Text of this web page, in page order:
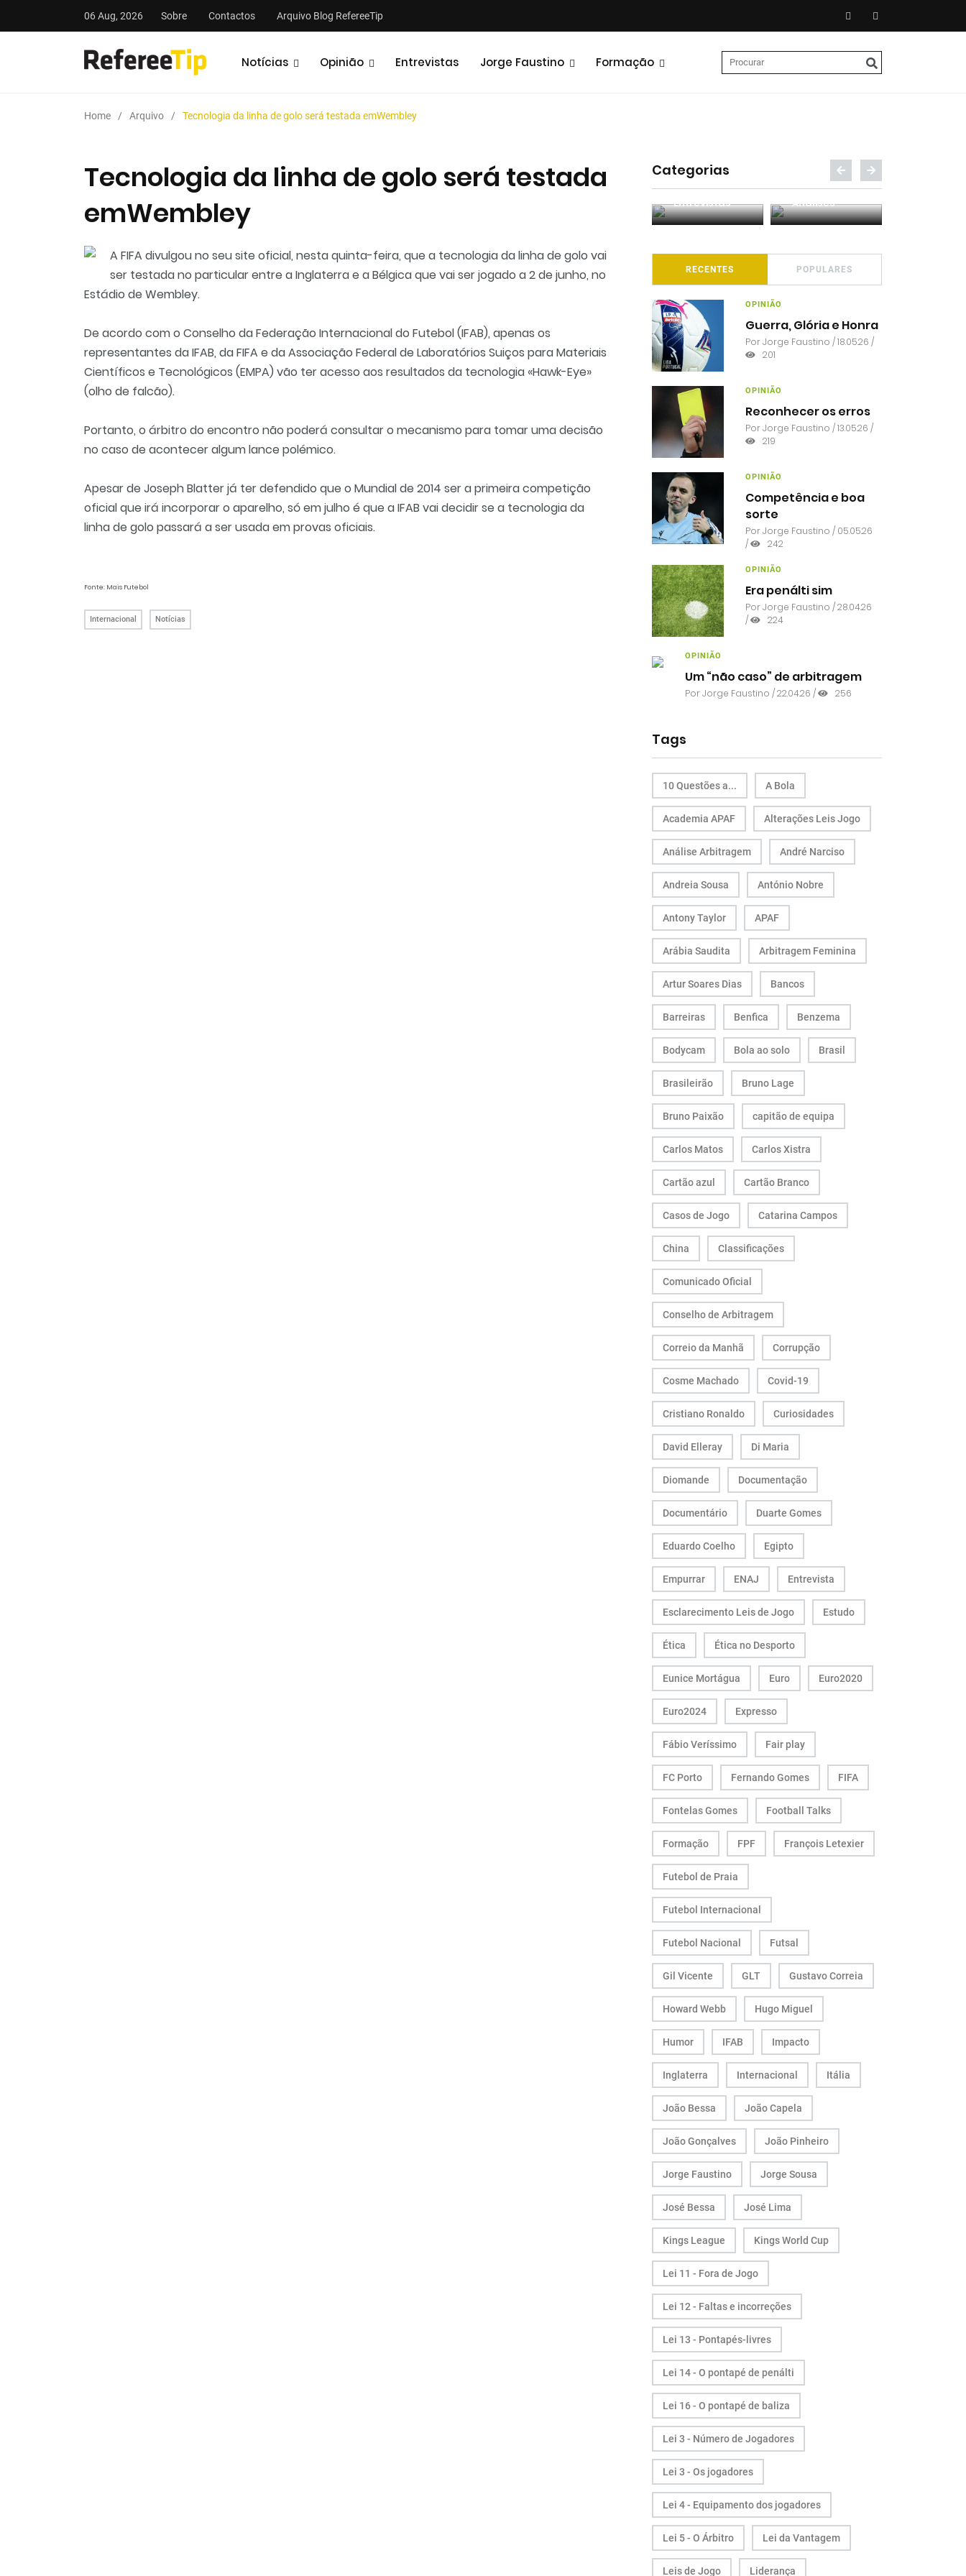
06 Aug, 2026 Sobre Contactos Arquivo Blog RefereeTip
Notícias Opinião Entrevistas Jorge Faustino Formação
Home Arquivo Tecnologia da linha de golo será testada emWembley
Tecnologia da linha de golo será testada
emWembley
A FIFA divulgou no seu site oficial, nesta quinta-feira, que a tecnologia da linha de golo vai
ser testada no particular entre a Inglaterra e a Bélgica que vai ser jogado a 2 de junho, no
Estádio de Wembley.
De acordo com o Conselho da Federação Internacional do Futebol (IFAB), apenas os
representantes da IFAB, da FIFA e da Associação Federal de Laboratórios Suiços para Materiais
Científicos e Tecnológicos (EMPA) vão ter acesso aos resultados da tecnologia «Hawk-Eye»
(olho de falcão).
Portanto, o árbitro do encontro não poderá consultar o mecanismo para tomar uma decisão
no caso de acontecer algum lance polémico.
Apesar de Joseph Blatter já ter defendido que o Mundial de 2014 ser a primeira competição
oficial que irá incorporar o aparelho, só em julho é que a IFAB vai decidir se a tecnologia da
linha de golo passará a ser usada em provas oficiais.
Fonte: Mais Futebol
Internacional Notícias
Categorias
Podcasts Entrevistas Análises
RECENTES POPULARES
OPINIÃO
Guerra, Glória e Honra
PorJorge Faustino / 18.05.26 /
201
OPINIÃO
Reconhecer os erros
PorJorge Faustino / 13.05.26 /
219
OPINIÃO
Competência e boa
sorte
PorJorge Faustino / 05.05.26
/
242
OPINIÃO
Era penálti sim
PorJorge Faustino / 28.04.26
/
224
OPINIÃO
Um “não caso” de arbitragem
PorJorge Faustino / 22.04.26 / 256
Tags
10 Questões a... A Bola
Academia APAF Alterações Leis Jogo
Análise Arbitragem André Narciso
Andreia Sousa António Nobre
Antony Taylor APAF
Arábia Saudita Arbitragem Feminina
Artur Soares Dias Bancos
Barreiras Benfica Benzema
Bodycam Bola ao solo Brasil
Brasileirão Bruno Lage
Bruno Paixão capitão de equipa
Carlos Matos Carlos Xistra
Cartão azul Cartão Branco
Casos de Jogo Catarina Campos
China Classificações
Comunicado Oficial
Conselho de Arbitragem
Correio da Manhã Corrupção
Cosme Machado Covid-19
Cristiano Ronaldo Curiosidades
David Elleray Di Maria
Diomande Documentação
Documentário Duarte Gomes
Eduardo Coelho Egipto
Empurrar ENAJ Entrevista
Esclarecimento Leis de Jogo Estudo
Ética Ética no Desporto
Eunice Mortágua Euro Euro2020
Euro2024 Expresso
Fábio Veríssimo Fair play
FC Porto Fernando Gomes FIFA
Fontelas Gomes Football Talks
Formação FPF François Letexier
Futebol de Praia
Futebol Internacional
Futebol Nacional Futsal
Gil Vicente GLT Gustavo Correia
Howard Webb Hugo Miguel
Humor IFAB Impacto
Inglaterra Internacional Itália
João Bessa João Capela
João Gonçalves João Pinheiro
Jorge Faustino Jorge Sousa
José Bessa José Lima
Kings League Kings World Cup
Lei 11 - Fora de Jogo
Lei 12 - Faltas e incorreções
Lei 13 - Pontapés-livres
Lei 14 - O pontapé de penálti
Lei 16 - O pontapé de baliza
Lei 3 - Número de Jogadores
Lei 3 - Os jogadores
Lei 4 - Equipamento dos jogadores
Lei 5 - O Árbitro Lei da Vantagem
Leis de Jogo Liderança